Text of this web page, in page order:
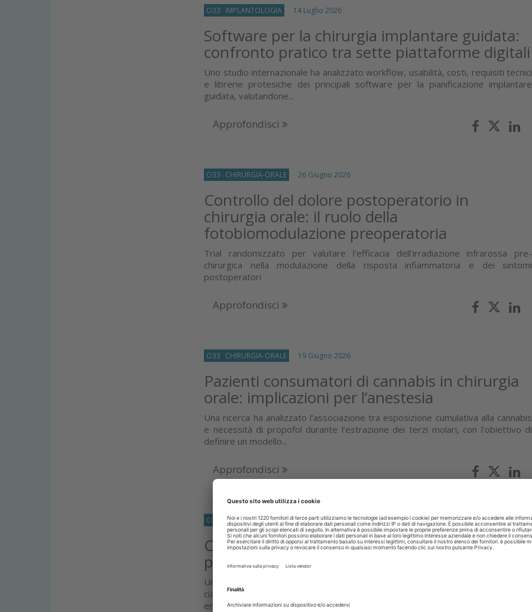
O33 IMPLANTOLOGIA 14 Luglio 2026
Software per la chirurgia implantare guidata:
confronto pratico tra sette piattaforme digitali
Uno studio internazionale ha analizzato workflow, usabilità, costi, requisiti tecnici
e librerie protesiche dei principali software per la pianificazione implantare
guidata, valutandone...
Approfondisci
O33 CHIRURGIA-ORALE 26 Giugno 2026
Controllo del dolore postoperatorio in
chirurgia orale: il ruolo della
fotobiomodulazione preoperatoria
Trial randomizzato per valutare l’efficacia dell’irradiazione infrarossa pre-
chirurgica nella modulazione della risposta infiammatoria e dei sintomi
postoperatori
Approfondisci
O33 CHIRURGIA-ORALE 19 Giugno 2026
Pazienti consumatori di cannabis in chirurgia
orale: implicazioni per l’anestesia
Una ricerca ha analizzato l’associazione tra esposizione cumulativa alla cannabis
e necessità di propofol durante l’estrazione dei terzi molari, con l’obiettivo di
definire un modello...
Approfondisci
O33 CHIRURGIA-ORALE 13 Aprile 2026
Cianoacrilati in odontoiatria: stato dell’arte e
prospettive cliniche
Uno studio italiano propone una analisi critica delle applicazioni odontoiatriche dei
cianoacrilati e valutazione del ruolo di Glubran II come adesivo tissutale ed
emostatico nella chirurgia orale